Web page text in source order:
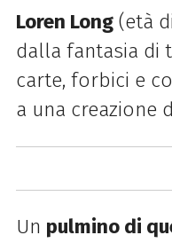
Loren Long(età
dalla fantasia di
carte, forbici e
a una creazione
Un pulmino di